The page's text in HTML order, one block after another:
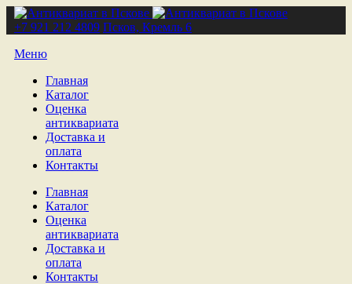
+7 921 212 4809 Псков, Кремль 6
Меню
Главная
Каталог
Оценка
антиквариата
Доставка и
оплата
Контакты
Главная
Каталог
Оценка
антиквариата
Доставка и
оплата
Контакты